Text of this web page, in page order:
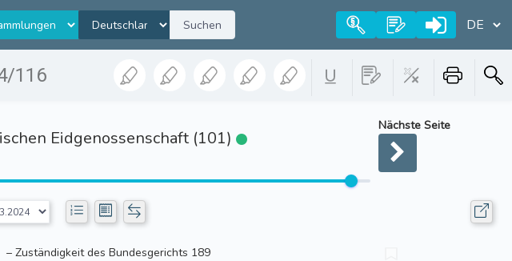
Suchen
116
Eidgenossenschaft (101)
Nächste Seite
– Zuständigkeit des Bundesgerichts 189